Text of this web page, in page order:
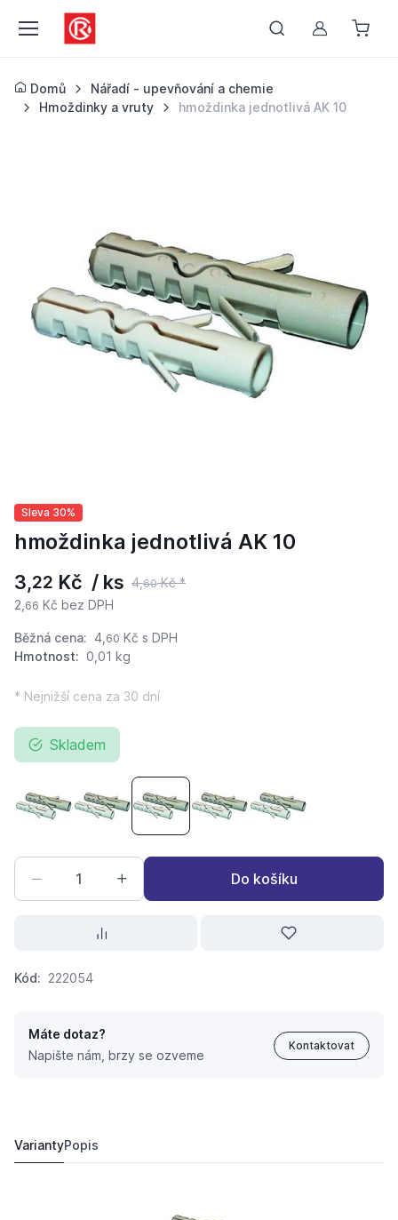
Můj účet
Domů
Nářadí - upevňování a chemie
Hmoždinky a vruty
hmoždinka jednotlivá AK 10
Sleva 30%
hmoždinka jednotlivá AK 10
3,22 Kč / ks 4,60Kč *
2, 66 Kč bez DPH
Běžná cena: 4, 60 Kč s DPH
Hmotnost: 0,01 kg
* Nejnižší cena za 30 dní
Skladem
hmoždinka jednotlivá AK 6
hmoždinka jednotlivá AK 8
hmoždinka jednotlivá AK 10
hmoždinka jednotlivá AK 12
hmoždinka
Do košíku
Kód: 222054
Máte dotaz?
Napište nám, brzy se ozveme
Kontaktovat
VariantyPopis